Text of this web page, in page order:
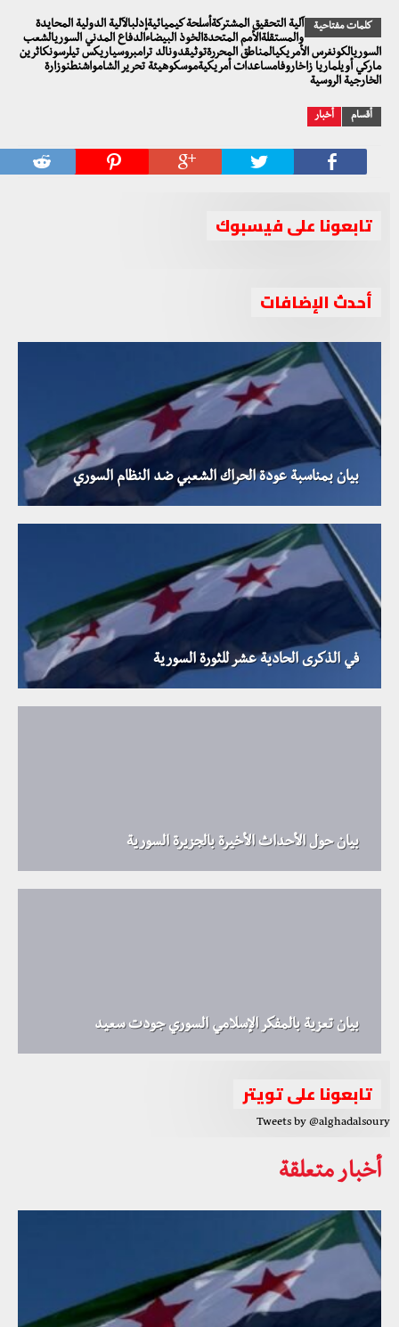
كلمات مفتاحية
آلية التحقيق المشتركةأسلحة كيميائيةإدلبالآلية الدولية المحايدة
والمستقلةالأمم المتحدةالخوذ البيضاءالدفاع المدني السوريالشعب
السوريالكونغرس الأمريكيالمناطق المحررةتوثيقدونالد ترامبروسياريكس تيلرسونكاثرين
ماركي أويلماريا زاخاروفامساعدات أمريكيةموسكوهيئة تحرير الشامواشنطنوزارة
الخارجية الروسية
أقسام أخبار
تابعونا على فيسبوك
أحدث الإضافات
بيان بمناسبة عودة الحراك الشعبي ضد النظام السوري
في الذكرى الحادية عشر للثورة السورية
بيان حول الأحداث الأخيرة بالجزيرة السورية
بيان تعزية بالمفكر الإسلامي السوري جودت سعيد
تابعونا على تويتر
Tweets by @alghadalsoury
أخبار متعلقة